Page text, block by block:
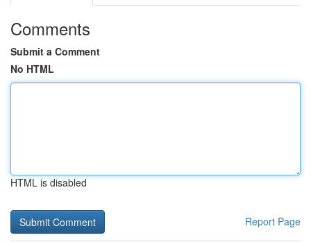
Comments
Submit a Comment
No HTML
HTML is disabled
Report Page